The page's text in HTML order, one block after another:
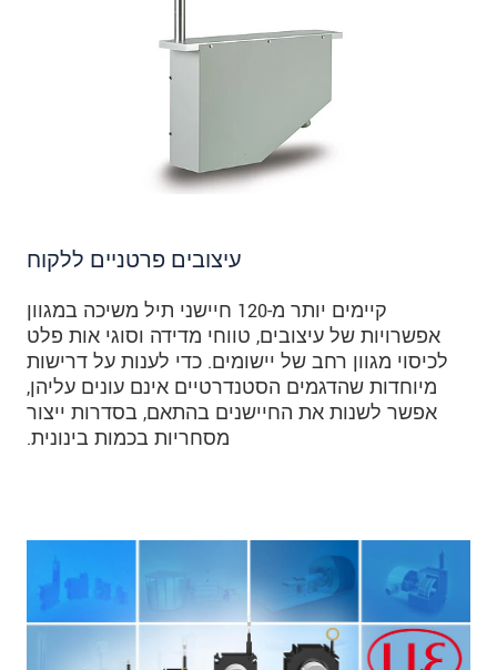
עיצובים פרטניים ללקוח
קיימים יותר מ-120 חיישני תיל משיכה במגוון
אפשרויות של עיצובים, טווחי מדידה וסוגי אות פלט
לכיסוי מגוון רחב של יישומים. כדי לענות על דרישות
מיוחדות שהדגמים הסטנדרטיים אינם עונים עליהן,
אפשר לשנות את החיישנים בהתאם, בסדרות ייצור
מסחריות בכמות בינונית.